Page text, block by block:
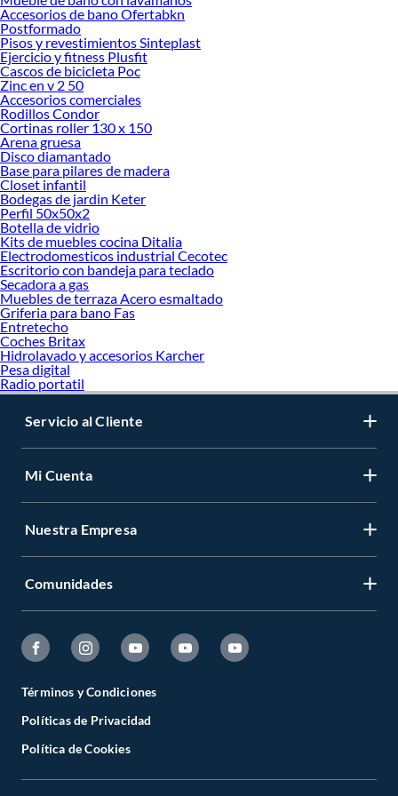
haz tus ideas realidad!
Accesorios de bano Ofertabkn
Postformado
Pisos y revestimientos Sinteplast
Ejercicio y fitness Plusfit
Cascos de bicicleta Poc
Zinc en v 2 50
Accesorios comerciales
Rodillos Condor
Cortinas roller 130 x 150
Arena gruesa
Disco diamantado
Base para pilares de madera
Closet infantil
Bodegas de jardin Keter
Perfil 50x50x2
Botella de vidrio
Kits de muebles cocina Ditalia
Electrodomesticos industrial Cecotec
Escritorio con bandeja para teclado
Secadora a gas
Muebles de terraza Acero esmaltado
Griferia para bano Fas
Entretecho
Coches Britax
Hidrolavado y accesorios Karcher
Pesa digital
Radio portatil
Servicio al Cliente
Mi Cuenta
Nuestra Empresa
Comunidades
Términos y Condiciones
Políticas de Privacidad
Política de Cookies